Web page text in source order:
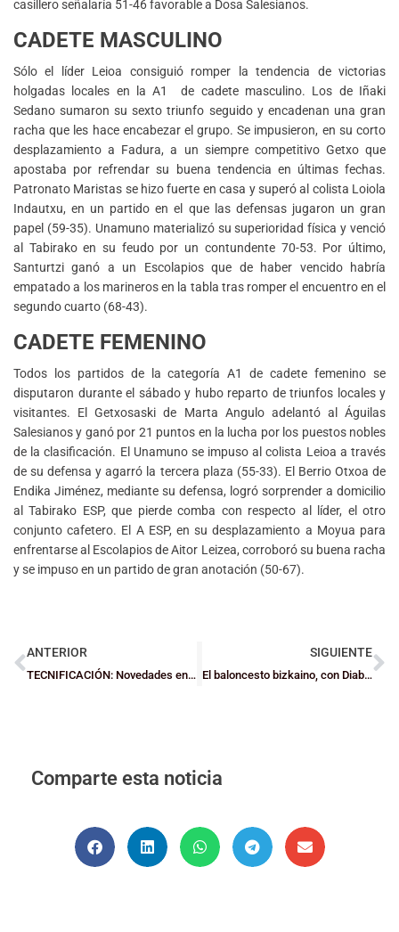
casillero señalaría 51-46 favorable a Dosa Salesianos.
CADETE MASCULINO
Sólo el líder Leioa consiguió romper la tendencia de victorias
holgadas locales en la A1 de cadete masculino. Los de Iñaki
Sedano sumaron su sexto triunfo seguido y encadenan una gran
racha que les hace encabezar el grupo. Se impusieron, en su corto
desplazamiento a Fadura, a un siempre competitivo Getxo que
apostaba por refrendar su buena tendencia en últimas fechas.
Patronato Maristas se hizo fuerte en casa y superó al colista Loiola
Indautxu, en un partido en el que las defensas jugaron un gran
papel (59-35). Unamuno materializó su superioridad física y venció
al Tabirako en su feudo por un contundente 70-53. Por último,
Santurtzi ganó a un Escolapios que de haber vencido habría
empatado a los marineros en la tabla tras romper el encuentro en el
segundo cuarto (68-43).
CADETE FEMENINO
Todos los partidos de la categoría A1 de cadete femenino se
disputaron durante el sábado y hubo reparto de triunfos locales y
visitantes. El Getxosaski de Marta Angulo adelantó al Águilas
Salesianos y ganó por 21 puntos en la lucha por los puestos nobles
de la clasificación. El Unamuno se impuso al colista Leioa a través
de su defensa y agarró la tercera plaza (55-33). El Berrio Otxoa de
Endika Jiménez, mediante su defensa, logró sorprender a domicilio
al Tabirako ESP, que pierde comba con respecto al líder, el otro
conjunto cafetero. El A ESP, en su desplazamiento a Moyua para
enfrentarse al Escolapios de Aitor Leizea, corroboró su buena racha
y se impuso en un partido de gran anotación (50-67).
ANTERIOR
TECNIFICACIÓN: Novedades en la convocatoria y última Topaketa
SIGUIENTE
El baloncesto bizkaino, con DiabetesCERO
Comparte esta noticia